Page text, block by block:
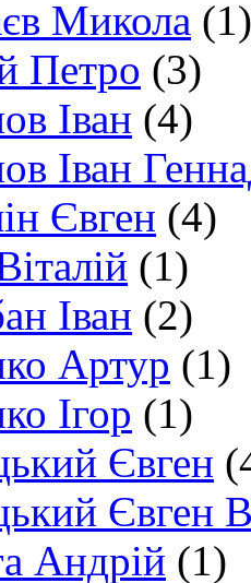
Микола (1)
Петро (3)
Іван (4)
Іван
Євген (4)
(1)
Іван (2)
Артур (1)
Ігор (1)
Євген
Євген
Андрій (1)